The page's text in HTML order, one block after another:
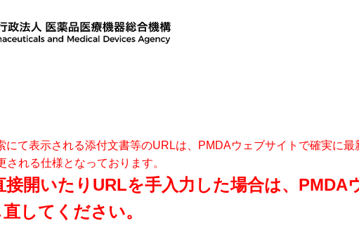
にて表示される添付文書等のURLは、PMDAウェブサイトで確実に
れる仕様となっております。
開いたりURLを手入力した場合は、PMDA
してください。